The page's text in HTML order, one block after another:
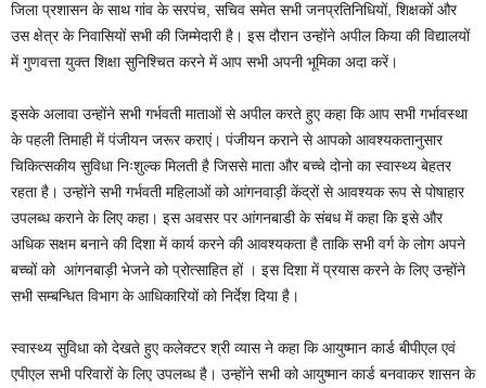
जिला प्रशासन के साथ गांव के सरपंच, सचिव समेत सभी जनप्रतिनिधियों, शिक्षकों और
उस क्षेत्र के निवासियों सभी की जिम्मेदारी है। इस दौरान उन्होंने अपील किया की विद्यालयों
में गुणवत्ता युक्त शिक्षा सुनिश्चित करने में आप सभी अपनी भूमिका अदा करें।
इसके अलावा उन्होंने सभी गर्भवती माताओं से अपील करते हुए कहा कि आप सभी गर्भावस्था
के पहली तिमाही में पंजीयन जरूर कराएं। पंजीयन कराने से आपको आवश्यकतानुसार
चिकित्सकीय सुविधा निःशुल्क मिलती है जिससे माता और बच्चे दोनो का स्वास्थ्य बेहतर
रहता है। उन्होंने सभी गर्भवती महिलाओं को आंगनवाड़ी केंद्रों से आवश्यक रूप से पोषाहार
उपलब्ध कराने के लिए कहा। इस अवसर पर आंगनबाडी के संबध में कहा कि इसे और
अधिक सक्षम बनाने की दिशा में कार्य करने की आवश्यकता है ताकि सभी वर्ग के लोग अपने
बच्चों को आंगनबाड़ी भेजने को प्रोत्साहित हों । इस दिशा में प्रयास करने के लिए उन्होंने
सभी सम्बन्धित विभाग के आधिकारियों को निर्देश दिया है।
स्वास्थ्य सुविधा को देखते हुए कलेक्टर श्री व्यास ने कहा कि आयुष्मान कार्ड बीपीएल एवं
एपीएल सभी परिवारों के लिए उपलब्ध है। उन्होंने सभी को आयुष्मान कार्ड बनवाकर शासन के